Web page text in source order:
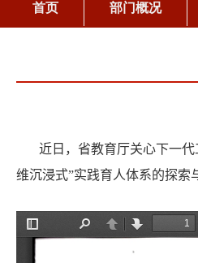
首页 部门概况
近日，省教育厅关心下一
维沉浸式”实践育人体系的探索